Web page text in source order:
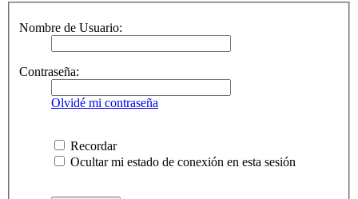
Nombre de Usuario:
Contraseña:
Olvidé mi contraseña
Recordar
Ocultar mi estado de conexión en esta sesión